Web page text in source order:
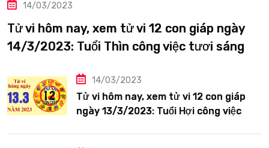
14/03/2023
Tử vi hôm nay, xem tử vi 12 con giáp ngày
14/3/2023: Tuổi Thìn công việc tươi sáng
14/03/2023
Tử vi hôm nay, xem tử vi 12 con giáp
ngày 13/3/2023: Tuổi Hợi công việc